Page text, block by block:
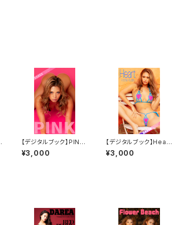
【デジタルブック】PINK
DAREA Dream Facto
ry Magazine
¥3,000
【デジタルブック】Heart
工藤えれな DAREA Dr
eam Factory Magaz
¥3,000